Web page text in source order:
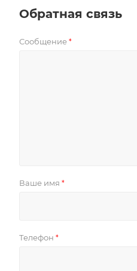
Обратная связь
Сообщение *
Ваше имя *
Телефон *